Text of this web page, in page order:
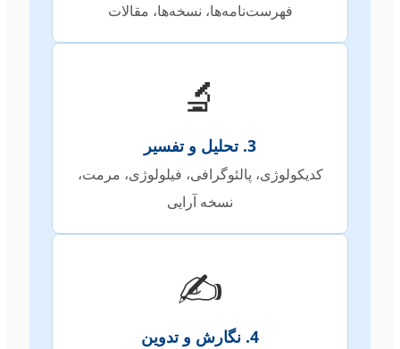
فهرست‌نامه‌ها، نسخه‌ها، مقالات
🔬
3. تحلیل و تفسیر
کدیکولوژی، پالئوگرافی، فیلولوژی، مرمت،
نسخه آرایی
✍️
4. نگارش و تدوین